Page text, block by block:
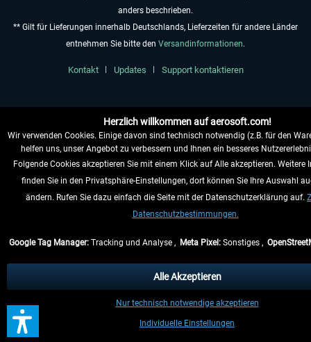
anders beschrieben.
** Gilt für Lieferungen innerhalb Deutschlands, Lieferzeiten für andere Länder
entnehmen Sie bitte den Versandinformationen.
Kontakt Updates Support kontaktieren
Herzlich willkommen auf aerosoft.com!
Wir verwenden Cookies. Einige davon sind technisch notwendig (z.B. für den
helfen uns, unser Angebot zu verbessern und Ihnen ein besseres
Folgende Cookies akzeptieren Sie mit einem Klick auf Alle akzeptieren. Weitere
finden Sie in den Privatsphäre-Einstellungen, dort können Sie Ihre Auswahl
ändern. Rufen Sie dazu einfach die Seite mit der Datenschutzerklärung auf.
Datenschutzbestimmungen.
Google Tag Manager:Tracking und Analyse , Meta Pixel:Sonstiges ,
Individuelle Einstellungen
Nur technisch notwendige akzeptieren
Alle Akzeptieren